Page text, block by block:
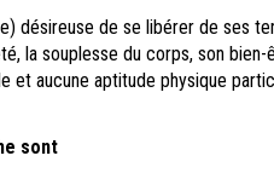
désireuse de se libérer de ses
la souplesse du corps, son bien-
et aucune aptitude physique
sont